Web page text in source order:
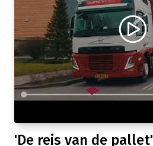
'De reis van de pallet'